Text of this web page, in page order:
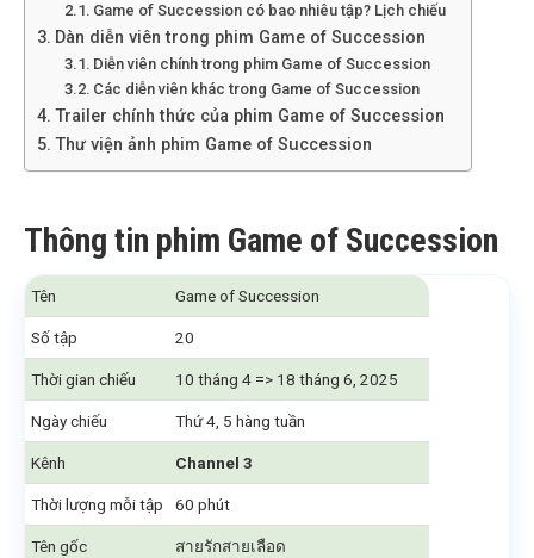
Game of Succession có bao nhiêu tập? Lịch chiếu
Dàn diễn viên trong phim Game of Succession
Diễn viên chính trong phim Game of Succession
Các diễn viên khác trong Game of Succession
Trailer chính thức của phim Game of Succession
Thư viện ảnh phim Game of Succession
Thông tin phim Game of Succession
Tên Game of Succession
Số tập 20
Thời gian chiếu 10 tháng 4 => 18 tháng 6, 2025
Ngày chiếu Thứ 4, 5 hàng tuần
Kênh Channel 3
Thời lượng mỗi tập 60 phút
Tên gốc สายรักสายเลือด